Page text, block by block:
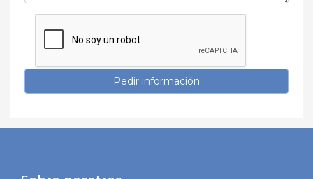
Pedir información